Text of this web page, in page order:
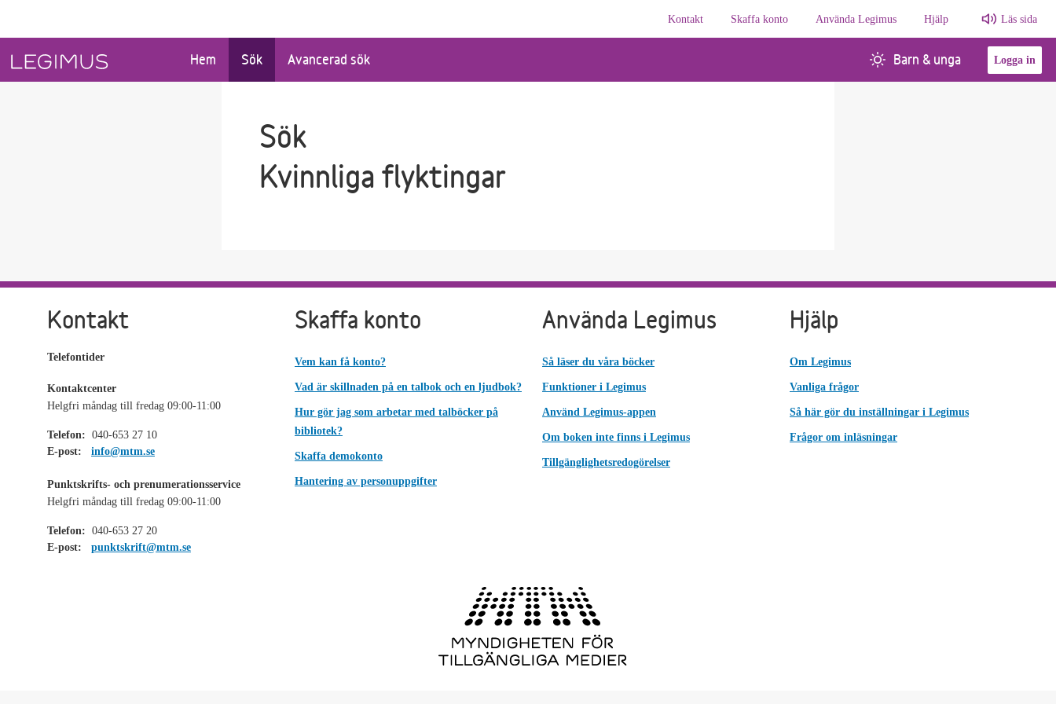
Kontakt
Skaffa konto Använda Legimus Hjälp Läs sida
Hem Sök Avancerad sök Barn & unga Logga in
Sök
Kvinnliga flyktingar
Kontakt
Telefontider
Kontaktcenter
Helgfri måndag till fredag 09:00-11:00
Telefon: 040-653 27 10
E-post:
info@mtm.se
Punktskrifts- och prenumerationsservice
Helgfri måndag till fredag 09:00-11:00
Telefon: 040-653 27 20
E-post:
punktskrift@mtm.se
Skaffa konto
Vem kan få konto?
Vad är skillnaden på en talbok och en ljudbok?
Hur gör jag som arbetar med talböcker på
bibliotek?
Skaffa demokonto
Hantering av personuppgifter
Använda Legimus
Så läser du våra böcker
Funktioner i Legimus
Använd Legimus-appen
Om boken inte finns i Legimus
Tillgänglighetsredogörelser
Hjälp
Om Legimus
Vanliga frågor
Så här gör du inställningar i Legimus
Frågor om inläsningar